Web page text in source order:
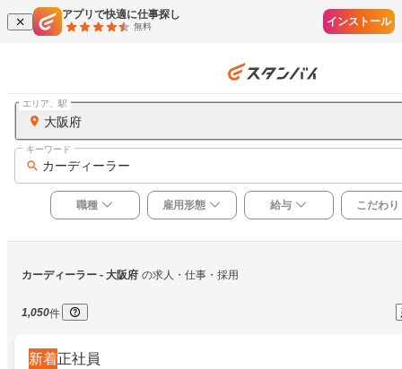
アプリで快適に仕事探し
無料 インストール
大阪府
エリア、駅
カーディーラー
キーワード
職種 雇用形態 給与 こだわり
カーディーラー - 大阪府 の求人・仕事・採用
1,050件
新着正社員